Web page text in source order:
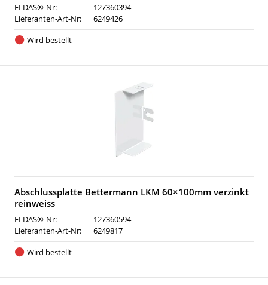
ELDAS®-Nr:
127360394
Lieferanten-Art-Nr:
6249426
Wird bestellt
Abschlussplatte Bettermann LKM 60×100mm verzinkt
reinweiss
ELDAS®-Nr:
127360594
Lieferanten-Art-Nr:
6249817
Wird bestellt